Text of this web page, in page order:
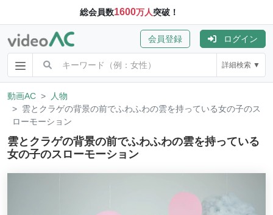
総会員数1600万人突破！
会員登録 ログイン
詳細検索 ▼
動画AC
人物
雲とクラゲの背景の前でふわふわの雲を持っている女の子のス
ローモーション
雲とクラゲの背景の前でふわふわの雲を持っている
女の子のスローモーション